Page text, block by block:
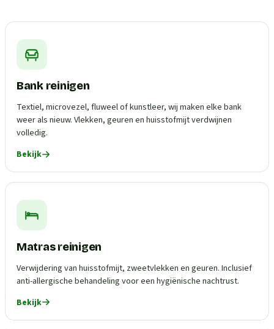
Bank reinigen
Textiel, microvezel, fluweel of kunstleer, wij maken elke bank
weer als nieuw. Vlekken, geuren en huisstofmijt verdwijnen
volledig.
Bekijk
Matras reinigen
Verwijdering van huisstofmijt, zweetvlekken en geuren. Inclusief
anti-allergische behandeling voor een hygiënische nachtrust.
Bekijk